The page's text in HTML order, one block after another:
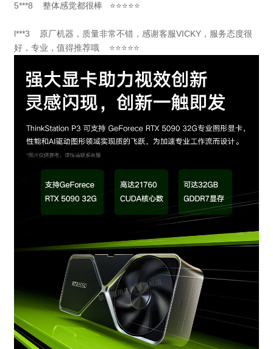
5***8 整体感觉都很棒 ⭐⭐⭐⭐⭐
l***3
原厂机器，质量非常不错，感谢客服VICKY，服务态度很
好，专业，值得推荐哦 ⭐⭐⭐⭐⭐